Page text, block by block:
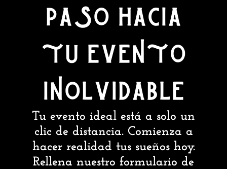
paso hacia
tu evento
inolvidable
Tu evento ideal está a solo un
clic de distancia. Comienza a
hacer realidad tus sueños hoy.
Rellena nuestro formulario de